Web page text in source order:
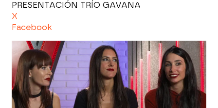
PRESENTACIÓN TRÍO GAVANA
X
Facebook